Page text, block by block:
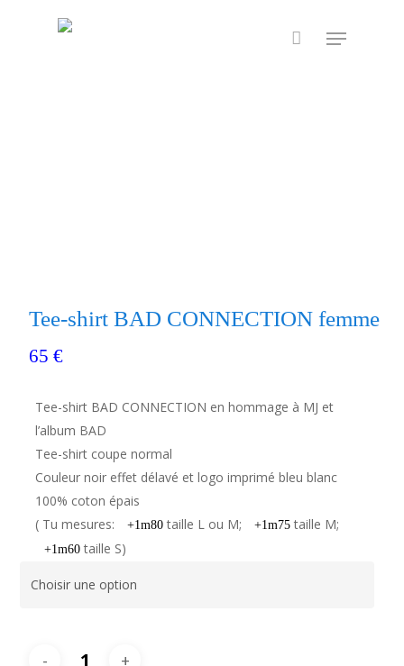
Menu
Tee-shirt BAD CONNECTION femme
65€
Tee-shirt BAD CONNECTION en hommage à MJ et
l’album BAD
Tee-shirt coupe normal
Couleur noir effet délavé et logo imprimé bleu blanc
100% coton épais
( Tu mesures:
+1m80taille L ou M; +1m75taille M;
+1m60taille S)